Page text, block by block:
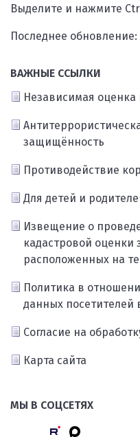
Выделите и нажмите
Последнее обновление:
ВАЖНЫЕ ССЫЛКИ
Независимая оценка
защищённость
Противодействие
Для детей и
Извещение о
кадастровой оценки
расположенных на
Политика в
данных посетителей
Согласие на
Карта сайта
МЫ В СОЦСЕТЯХ